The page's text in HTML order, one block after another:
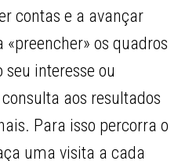
contas e a avançar
os quadros
interesse ou
aos resultados
Para isso percorra o
uma visita a cada